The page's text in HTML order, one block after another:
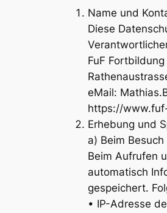
Name und
Diese
FuF
eMail:
https://
Erhebung und
a) Beim
Beim Aufrufen
automatisch
gespeichert.
• IP-Adresse